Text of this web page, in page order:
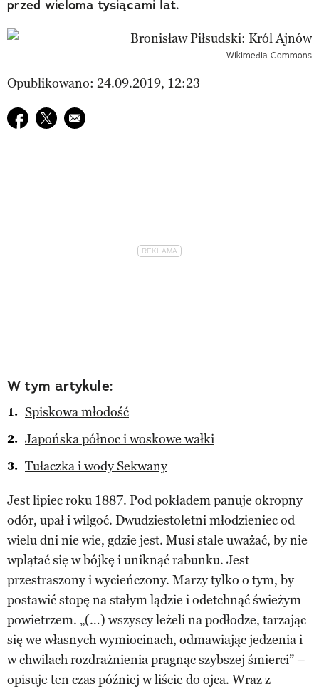
przed wieloma tysiącami lat.
Wikimedia Commons
Opublikowano: 24.09.2019, 12:23
Udostępnij na facebook
Udostępnij na twitter
E-mail do przyjaciela
W tym artykule:
Spiskowa młodość
Japońska północ i woskowe wałki
Tułaczka i wody Sekwany
Jest lipiec roku 1887. Pod pokładem panuje okropny
odór, upał i wilgoć. Dwudziestoletni młodzieniec od
wielu dni nie wie, gdzie jest. Musi stale uważać, by nie
wplątać się w bójkę i uniknąć rabunku. Jest
przestraszony i wycieńczony. Marzy tylko o tym, by
postawić stopę na stałym lądzie i odetchnąć świeżym
powietrzem. „(…) wszyscy leżeli na podłodze, tarzając
się we własnych wymiocinach, odmawiając jedzenia i
w chwilach rozdrażnienia pragnąc szybszej śmierci” –
opisuje ten czas później w liście do ojca. Wraz z